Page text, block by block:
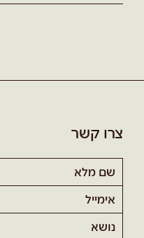
צרו קשר
שם
מלא
אימייל
נושא